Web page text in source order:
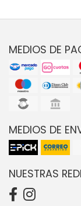
MEDIOS DE
MEDIOS DE
NUESTRAS